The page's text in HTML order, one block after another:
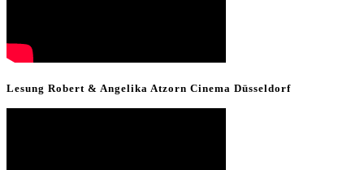
Lesung Robert & Angelika Atzorn Cinema Düsseldorf